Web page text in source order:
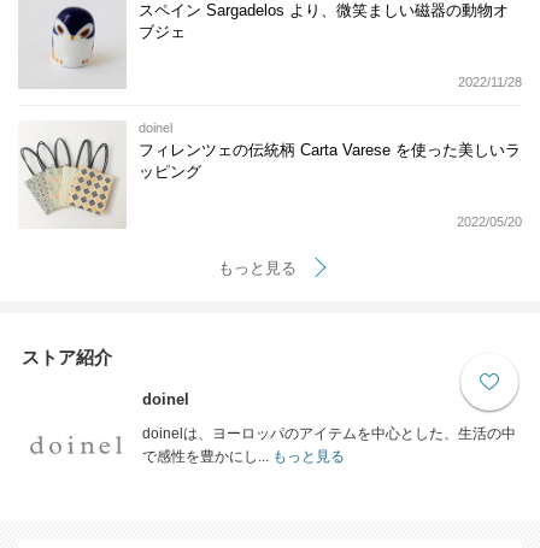
スペイン Sargadelos より、微笑ましい磁器の動物オ
ブジェ
2022/11/28
doinel
フィレンツェの伝統柄 Carta Varese を使った美しいラ
ッピング
2022/05/20
もっと見る
ストア紹介
doinel
doinelは、ヨーロッパのアイテムを中心とした、生活の中
で感性を豊かにし...もっと見る